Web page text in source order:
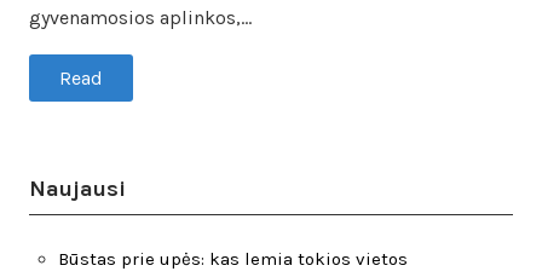
gyvenamosios aplinkos,…
Read
Naujausi
Būstas prie upės: kas lemia tokios vietos